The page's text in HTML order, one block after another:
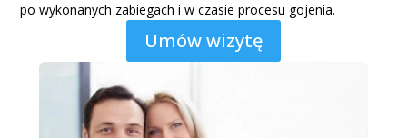
po wykonanych zabiegach i w czasie procesu gojenia.
Umów wizytę